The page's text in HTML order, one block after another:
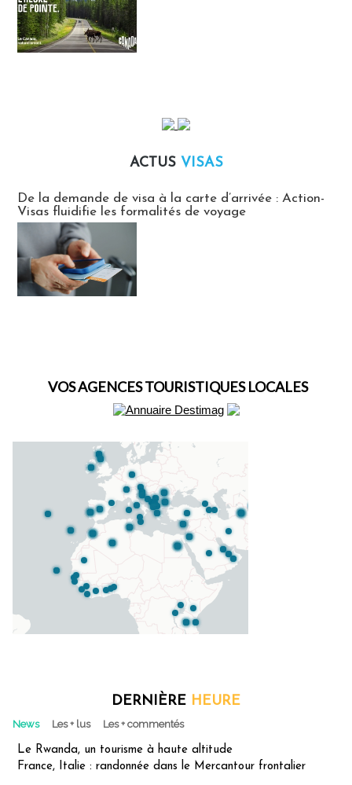
ACTUS VISAS
De la demande de visa à la carte d’arrivée : Action-
Visas fluidifie les formalités de voyage
VOS AGENCES TOURISTIQUES LOCALES
DERNIÈRE HEURE
News Les + lus Les + commentés
Le Rwanda, un tourisme à haute altitude
France, Italie : randonnée dans le Mercantour frontalier